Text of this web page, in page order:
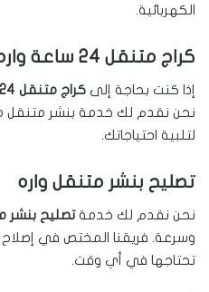
الكهربائية.
كراج متنقل 24 ساعة واره
إذا كنت بحاجة إلى كراج متنقل 24 ساعة في واره
نحن نقدم لك خدمة بنشر متنقل
لتلبية احتياجاتك.
تصليح بنشر متنقل واره
نحن نقدم لك خدمةتصليح بنشر
وسرعة. فريقنا المختص في إصلاح
تحتاجها في أي وقت.